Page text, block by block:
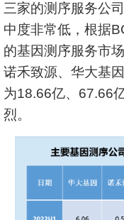
三家的测序服务公
中度非常低，根据
的基因测序服务市
诺禾致源、华大基
为18.66亿、67.66
烈。